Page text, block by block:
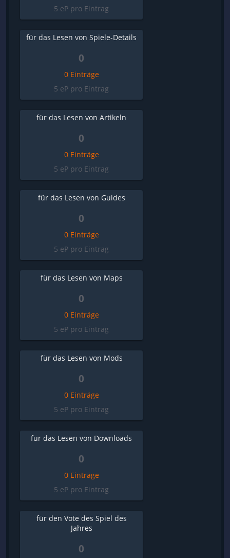
5 eP pro Eintrag
für das Lesen von Spiele-Details
0
0 Einträge
5 eP pro Eintrag
für das Lesen von Artikeln
0
0 Einträge
5 eP pro Eintrag
für das Lesen von Guides
0
0 Einträge
5 eP pro Eintrag
für das Lesen von Maps
0
0 Einträge
5 eP pro Eintrag
für das Lesen von Mods
0
0 Einträge
5 eP pro Eintrag
für das Lesen von Downloads
0
0 Einträge
5 eP pro Eintrag
für den Vote des Spiel des
Jahres
0